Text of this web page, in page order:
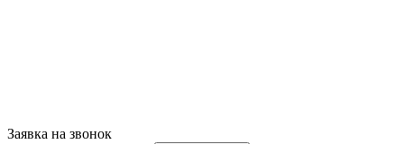
Заявка на звонок